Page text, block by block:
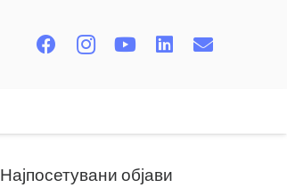
Најпосетувани објави